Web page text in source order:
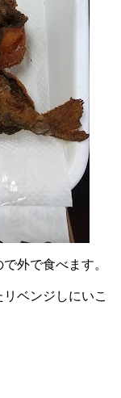
外で食べます。
ベンジしにいこ